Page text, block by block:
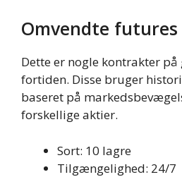
Omvendte futures
Dette er nogle kontrakter
fortiden. Disse bruger
baseret på
forskellige aktier.
Sort: 10 lagre
Tilgængelighed: 24/7